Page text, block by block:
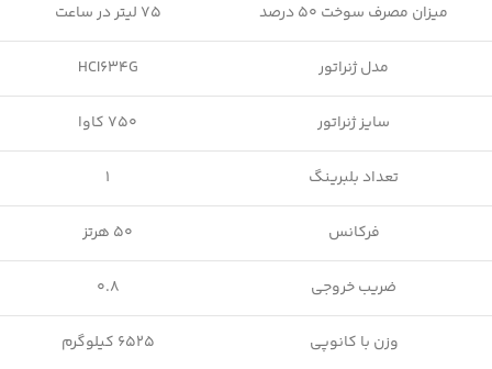
میزان مصرف سوخت 50 درصد 75 لیتر در ساعت
مدل ژنراتور HCI634G
سایز ژنراتور 750 کاوا
تعداد بلبرینگ 1
فرکانس 50 هرتز
ضریب خروجی 0.8
وزن با کانوپی 6525 کیلوگرم